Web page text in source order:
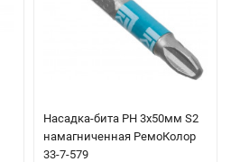
Насадка-бита PH 3х50мм S2
намагниченная РемоКолор
33-7-579